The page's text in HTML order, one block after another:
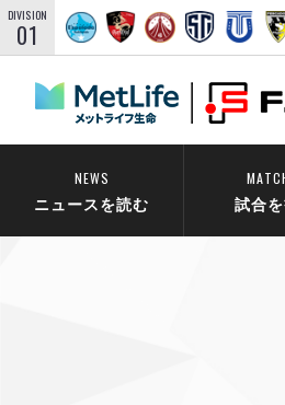
DIVISION
01
NEWS
ニュースを読む 試合